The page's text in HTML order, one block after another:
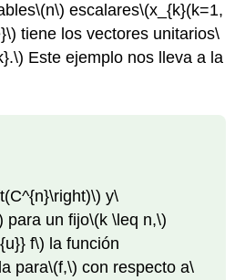
\(n\) escalares\(x_{k}(k=1,
tiene los vectores unitarios\
Este ejemplo nos lleva a la
y\
para un fijo\(k \leq n,\)
f\) la función
para\(f,\) con respecto a\